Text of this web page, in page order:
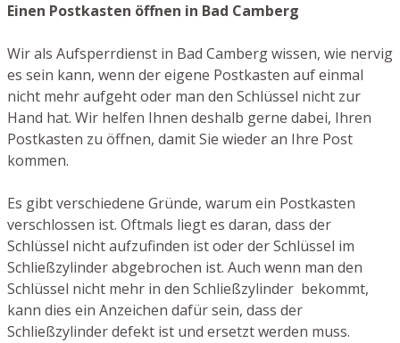
Einen Postkasten öffnen in Bad Camberg
Wir als Aufsperrdienst in Bad Camberg wissen, wie nervig
es sein kann, wenn der eigene Postkasten auf einmal
nicht mehr aufgeht oder man den Schlüssel nicht zur
Hand hat. Wir helfen Ihnen deshalb gerne dabei, Ihren
Postkasten zu öffnen, damit Sie wieder an Ihre Post
kommen.
Es gibt verschiedene Gründe, warum ein Postkasten
verschlossen ist. Oftmals liegt es daran, dass der
Schlüssel nicht aufzufinden ist oder der Schlüssel im
Schließzylinder abgebrochen ist. Auch wenn man den
Schlüssel nicht mehr in den Schließzylinder bekommt,
kann dies ein Anzeichen dafür sein, dass der
Schließzylinder defekt ist und ersetzt werden muss.